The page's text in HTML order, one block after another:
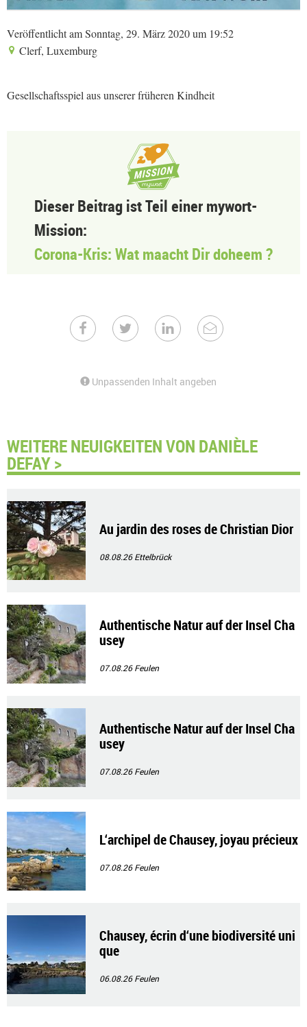
Veröffentlicht am Sonntag, 29. März 2020 um 19:52
Clerf, Luxemburg
Gesellschaftsspiel aus unserer früheren Kindheit
Dieser Beitrag ist Teil einer mywort-
Mission:
Corona-Kris: Wat maacht Dir doheem ?
Unpassenden Inhalt angeben
WEITERE NEUIGKEITEN VON DANIÈLE
DEFAY >
Au jardin des roses de Christian Dior
08.08.26Ettelbrück
Authentische Natur auf der Insel Cha
usey
07.08.26Feulen
Authentische Natur auf der Insel Cha
usey
07.08.26Feulen
L‘archipel de Chausey, joyau précieux
07.08.26Feulen
Chausey, écrin d‘une biodiversité uni
que
06.08.26Feulen